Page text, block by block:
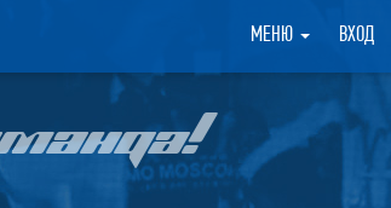
МЕНЮ ВХОД